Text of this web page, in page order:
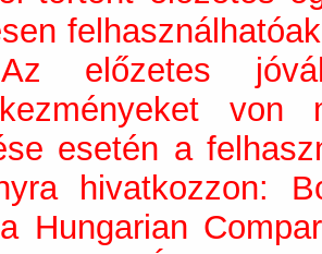
előzetes
esetén a
hivatkozzon:
Hungarian